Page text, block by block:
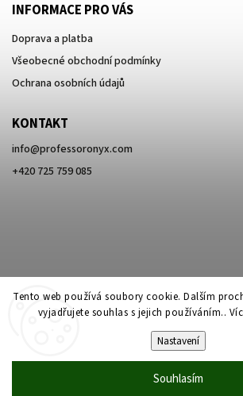
Tento web používá soubory cookie. Dalším
vyjadřujete souhlas s jejich používáním..
Nastavení
Souhlasím
INFORMACE PRO VÁS
Doprava a platba
Všeobecné obchodní podmínky
Ochrana osobních údajů
KONTAKT
info@professoronyx.com
+420 725 759 085
Professor Onyx. Všechna